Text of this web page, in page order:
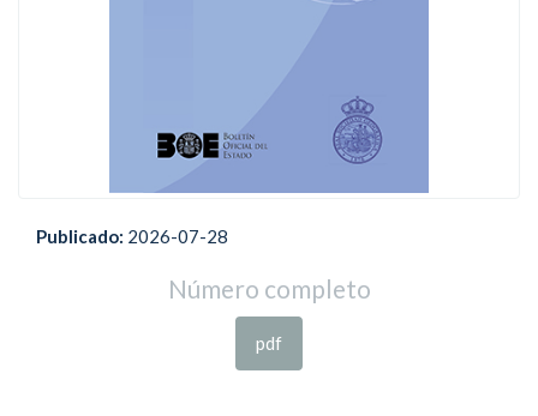
Publicado: 2026-07-28
Número completo
pdf